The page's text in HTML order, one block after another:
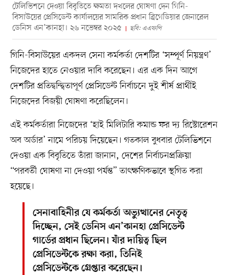
টেলিভিশনে দেওয়া বিবৃতিতে ক্ষমতা দখলের ঘোষণা দেন গিনি-
বিসাউয়ের প্রেসিডেন্ট কার্যালয়ের সামরিক প্রধান ব্রিগেডিয়ার জেনারেল
ডেনিস এন’কানহা। ২৬ নভেম্বর ২০২৫
ছবি: এএফপি
গিনি-বিসাউয়ের একদল সেনা কর্মকর্তা দেশটির ‘সম্পূর্ণ নিয়ন্ত্রণ’
নিজেদের হাতে নেওয়ার দাবি করেছেন। এর এক দিন আগে
দেশটির প্রতিদ্বন্দ্বিতাপূর্ণ প্রেসিডেন্ট নির্বাচনে দুই শীর্ষ প্রার্থীই
নিজেদের বিজয়ী ঘোষণা করেছিলেন।
এই কর্মকর্তারা নিজেদের ‘হাই মিলিটারি কমান্ড ফর দ্য রিস্টোরেশন
অব অর্ডার’ নামে পরিচয় দিয়েছেন। গতকাল বুধবার টেলিভিশনে
দেওয়া এক বিবৃতিতে তাঁরা জানান, দেশের নির্বাচনপ্রক্রিয়া
“পরবর্তী ঘোষণা না দেওয়া পর্যন্ত” তাৎক্ষণিকভাবে স্থগিত করা
হয়েছে।
সেনাবাহিনীর যে কর্মকর্তা অভ্যুত্থানের নেতৃত্ব
দিচ্ছেন, সেই ডেনিস এন’কানহা প্রেসিডেন্ট
গার্ডের প্রধান ছিলেন। যাঁর দায়িত্ব ছিল
প্রেসিডেন্টকে রক্ষা করা, তিনিই
প্রেসিডেন্টকে গ্রেপ্তার করেছেন।